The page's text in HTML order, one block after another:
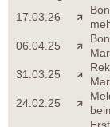
17.03.26
06.04.25
31.03.25
24.02.25